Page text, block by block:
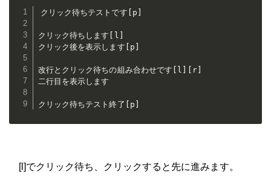
クリック待ちテストです[p]
クリック待ちします[l]
クリック後を表示します[p]
改行とクリック待ちの組み合わせです[l][r]
二行目を表示します
クリック待ちテスト終了[p]
[l]でクリック待ち、クリックすると先に進みます。